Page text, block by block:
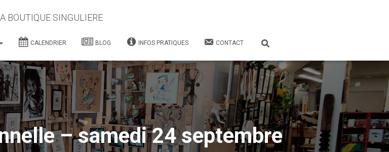
BOUTIQUE SINGULIERE
CALENDRIER BLOG INFOS PRATIQUES CONTACT
– samedi 24 septembre